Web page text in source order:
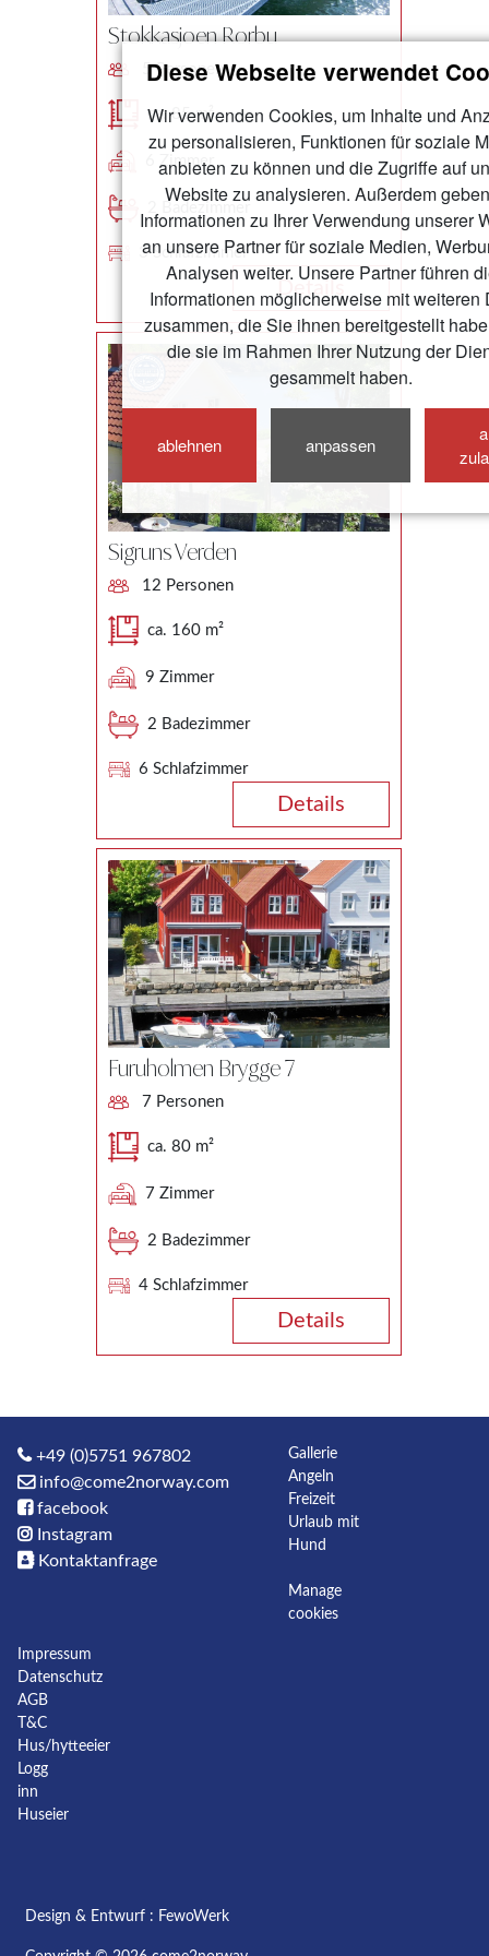
Diese Webseite verwendet
Wir verwenden Cookies, um Inhalte und
zu personalisieren, Funktionen für soziale
anbieten zu können und die Zugriffe auf
Website zu analysieren. Außerdem
Informationen zu Ihrer Verwendung unserer
an unsere Partner für soziale Medien,
Analysen weiter. Unsere Partner führen
Informationen möglicherweise mit weiteren
zusammen, die Sie ihnen bereitgestellt
die sie im Rahmen Ihrer Nutzung der
gesammelt haben.
ablehnen anpassen
Stokkasjoen Rorbu
5 Personen
ca. 85 m²
6 Zimmer
3 Schlafzimmer
Details
Sigruns Verden
12 Personen
ca. 160 m²
9 Zimmer
2 Badezimmer
6 Schlafzimmer
Details
Furuholmen Brygge 7
7 Personen
ca. 80 m²
7 Zimmer
2 Badezimmer
4 Schlafzimmer
Details
+49 (0)5751 967802
info@come2norway.com
facebook
Instagram
Kontaktanfrage
Gallerie
Angeln
Freizeit
Urlaub mit
Hund
Manage
cookies
Impressum
Datenschutz
AGB
T&C
Hus/hytteeier
Logg
inn
Huseier
Design & Entwurf : FewoWerk